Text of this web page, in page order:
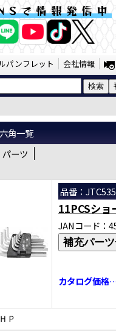
（SST） |
で情報発信中
パンフレット 会社情報
六角一覧
パーツ
品番：
11PCSショ
JANコード：
補充パー
カタログ価格
ＨＰ
シェルジ